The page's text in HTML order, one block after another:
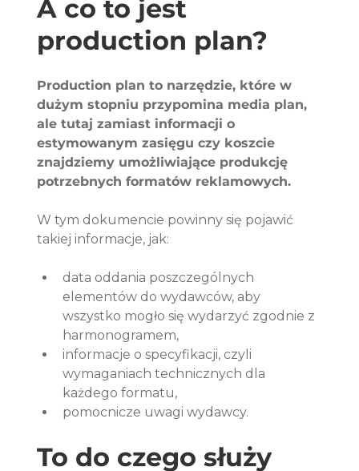
A co to jest
production plan?
Production plan to narzędzie, które w
dużym stopniu przypomina media plan,
ale tutaj zamiast informacji o
estymowanym zasięgu czy koszcie
znajdziemy umożliwiające produkcję
potrzebnych formatów reklamowych.
W tym dokumencie powinny się pojawić
takiej informacje, jak:
data oddania poszczególnych
elementów do wydawców, aby
wszystko mogło się wydarzyć zgodnie z
harmonogramem,
informacje o specyfikacji, czyli
wymaganiach technicznych dla
każdego formatu,
pomocnicze uwagi wydawcy.
To do czego służy